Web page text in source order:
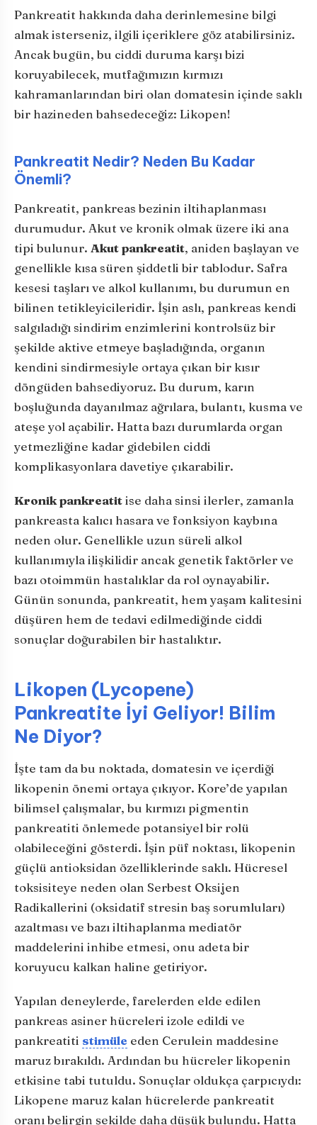
Pankreatit hakkında daha derinlemesine bilgi
almak isterseniz, ilgili içeriklere göz atabilirsiniz.
Ancak bugün, bu ciddi duruma karşı bizi
koruyabilecek, mutfağımızın kırmızı
kahramanlarından biri olan domatesin içinde saklı
bir hazineden bahsedeceğiz: Likopen!
Pankreatit Nedir? Neden Bu Kadar
Önemli?
Pankreatit, pankreas bezinin iltihaplanması
durumudur. Akut ve kronik olmak üzere iki ana
tipi bulunur. Akut pankreatit, aniden başlayan ve
genellikle kısa süren şiddetli bir tablodur. Safra
kesesi taşları ve alkol kullanımı, bu durumun en
bilinen tetikleyicileridir. İşin aslı, pankreas kendi
salgıladığı sindirim enzimlerini kontrolsüz bir
şekilde aktive etmeye başladığında, organın
kendini sindirmesiyle ortaya çıkan bir kısır
döngüden bahsediyoruz. Bu durum, karın
boşluğunda dayanılmaz ağrılara, bulantı, kusma ve
ateşe yol açabilir. Hatta bazı durumlarda organ
yetmezliğine kadar gidebilen ciddi
komplikasyonlara davetiye çıkarabilir.
Kronik pankreatitise daha sinsi ilerler, zamanla
pankreasta kalıcı hasara ve fonksiyon kaybına
neden olur. Genellikle uzun süreli alkol
kullanımıyla ilişkilidir ancak genetik faktörler ve
bazı otoimmün hastalıklar da rol oynayabilir.
Günün sonunda, pankreatit, hem yaşam kalitesini
düşüren hem de tedavi edilmediğinde ciddi
sonuçlar doğurabilen bir hastalıktır.
Likopen (Lycopene)
Pankreatite İyi Geliyor! Bilim
Ne Diyor?
İşte tam da bu noktada, domatesin ve içerdiği
likopenin önemi ortaya çıkıyor. Kore’de yapılan
bilimsel çalışmalar, bu kırmızı pigmentin
pankreatiti önlemede potansiyel bir rolü
olabileceğini gösterdi. İşin püf noktası, likopenin
güçlü antioksidan özelliklerinde saklı. Hücresel
toksisiteye neden olan Serbest Oksijen
Radikallerini (oksidatif stresin baş sorumluları)
azaltması ve bazı iltihaplanma mediatör
maddelerini inhibe etmesi, onu adeta bir
koruyucu kalkan haline getiriyor.
Yapılan deneylerde, farelerden elde edilen
pankreas asiner hücreleri izole edildi ve
pankreatiti stimüle eden Cerulein maddesine
maruz bırakıldı. Ardından bu hücreler likopenin
etkisine tabi tutuldu. Sonuçlar oldukça çarpıcıydı:
Likopene maruz kalan hücrelerde pankreatit
oranı belirgin şekilde daha düşük bulundu. Hatta